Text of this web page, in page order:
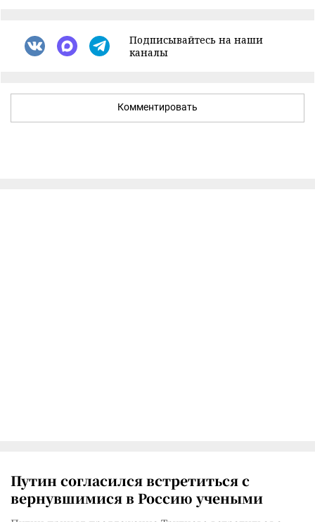
Подписывайтесь на наши
каналы
Комментировать
Путин согласился встретиться с
вернувшимися в Россию учеными